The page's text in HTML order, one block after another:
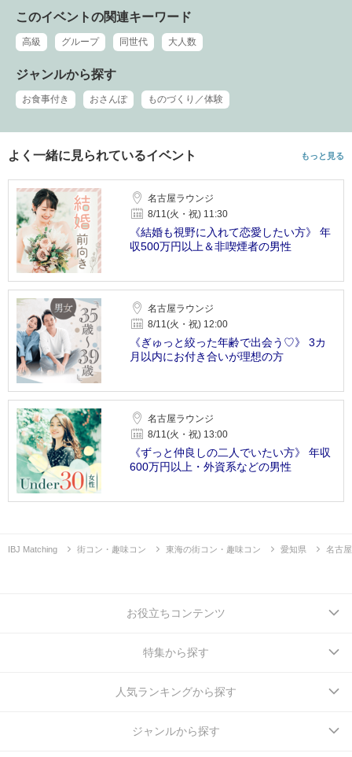
このイベントの関連キーワード
高級 グループ 同世代 大人数
ジャンルから探す
お食事付き おさんぽ ものづくり／体験
よく一緒に見られているイベント もっと見る
名古屋ラウンジ
8/11(火・祝) 11:30
《結婚も視野に入れて恋愛したい方》 年
収500万円以上＆非喫煙者の男性
名古屋ラウンジ
8/11(火・祝) 12:00
《ぎゅっと絞った年齢で出会う♡》 3カ
月以内にお付き合いが理想の方
名古屋ラウンジ
8/11(火・祝) 13:00
《ずっと仲良しの二人でいたい方》 年収
600万円以上・外資系などの男性
IBJ Matching 街コン・趣味コン 東海の街コン・趣味コン 愛知県 名古屋
お役立ちコンテンツ
特集から探す
人気ランキングから探す
ジャンルから探す